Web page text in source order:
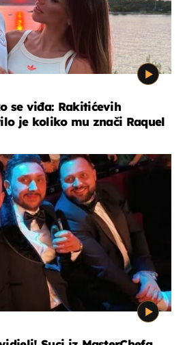
se viđa: Rakitićevih
je koliko mu znači Raquel